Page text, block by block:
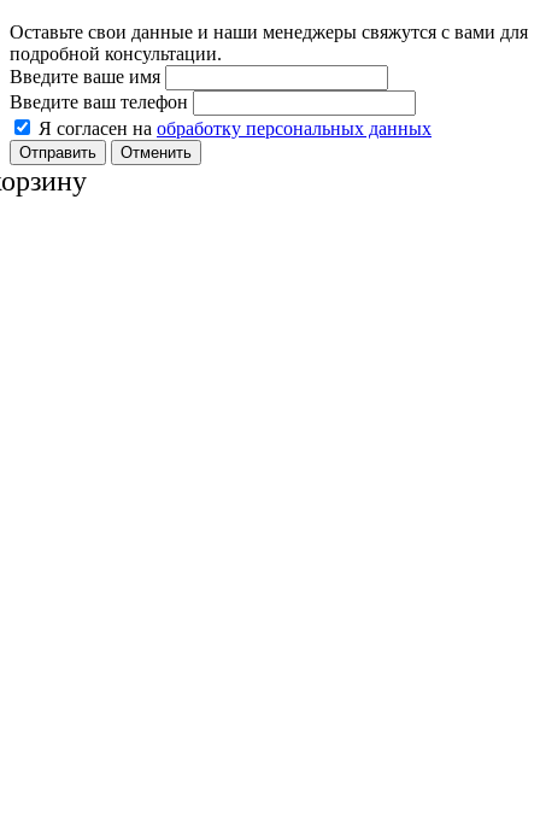
Оставьте свои данные и наши менеджеры свяжутся с вами для
подробной консультации.
Введите ваше имя
Введите ваш телефон
Я согласен на обработку персональных данных
Отменить